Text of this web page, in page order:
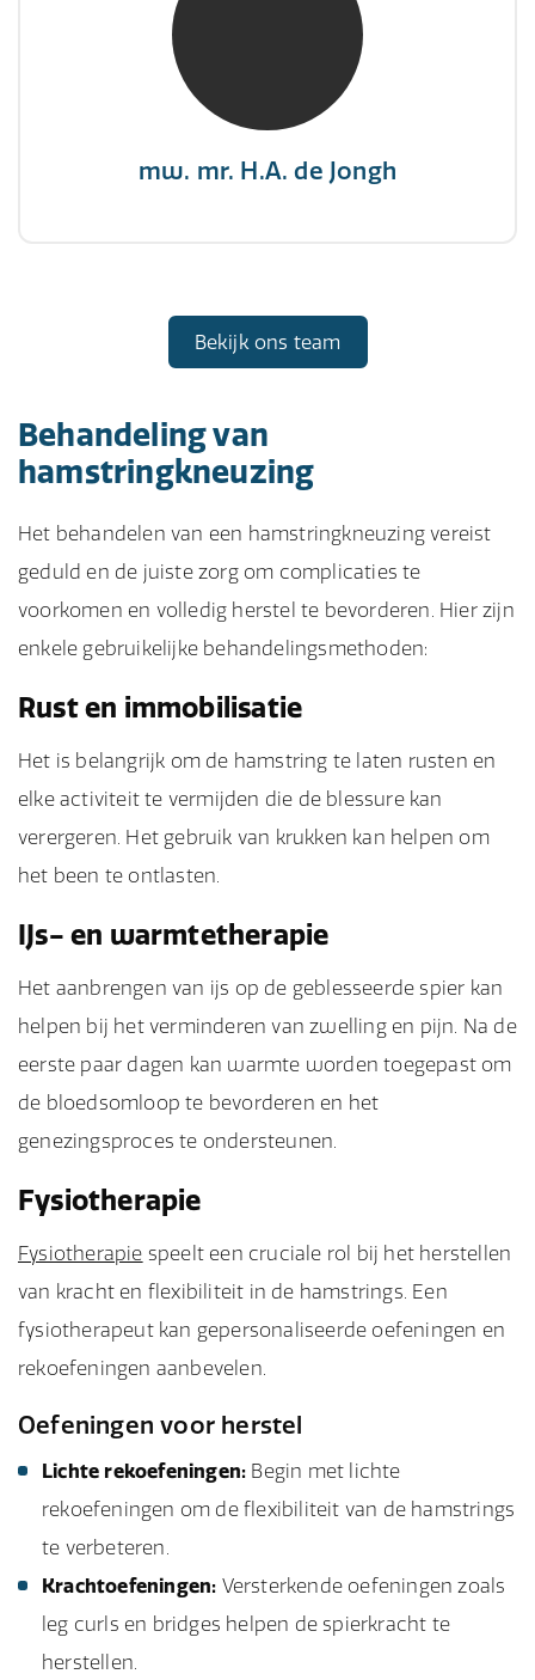
mw. mr. H.A. de Jongh
"There is no elevator to succes, you need to
Bekijk ons team
Behandeling van
hamstringkneuzing
Het behandelen van een hamstringkneuzing vereist
geduld en de juiste zorg om complicaties te
voorkomen en volledig herstel te bevorderen. Hier zijn
enkele gebruikelijke behandelingsmethoden:
Rust en immobilisatie
Het is belangrijk om de hamstring te laten rusten en
elke activiteit te vermijden die de blessure kan
verergeren. Het gebruik van krukken kan helpen om
het been te ontlasten.
IJs- en warmtetherapie
Het aanbrengen van ijs op de geblesseerde spier kan
helpen bij het verminderen van zwelling en pijn. Na de
eerste paar dagen kan warmte worden toegepast om
de bloedsomloop te bevorderen en het
genezingsproces te ondersteunen.
Fysiotherapie
Fysiotherapie speelt een cruciale rol bij het herstellen
van kracht en flexibiliteit in de hamstrings. Een
fysiotherapeut kan gepersonaliseerde oefeningen en
rekoefeningen aanbevelen.
Oefeningen voor herstel
Lichte rekoefeningen: Begin met lichte
rekoefeningen om de flexibiliteit van de hamstrings
te verbeteren.
Krachtoefeningen: Versterkende oefeningen zoals
leg curls en bridges helpen de spierkracht te
herstellen.